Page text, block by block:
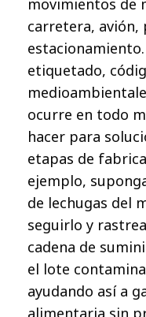
movimientos de
carretera, avión,
etiquetado,
ocurre en todo
hacer para
etapas de
ejemplo,
de lechugas del
seguirlo y
cadena de
el lote
ayudando así a